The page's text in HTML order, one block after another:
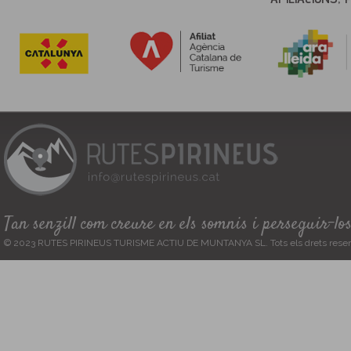
Tan senzill com creure en els somnis i perseguir-los
© 2023 RUTES PIRINEUS TURISME ACTIU DE MUNTANYA SL. Tots els drets